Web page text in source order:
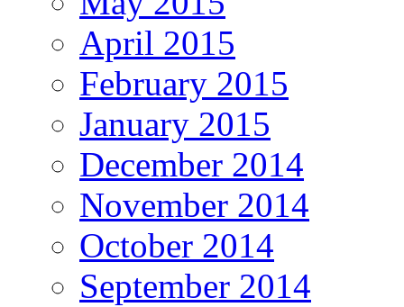
April 2015
February 2015
January 2015
December 2014
November 2014
October 2014
September 2014